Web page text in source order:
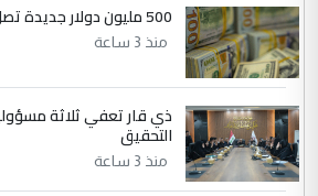
500 مليون دولار جديدة تصل العراق من الفيدرالي
منذ 3 ساعة
ذي قار تعفي ثلاثة
التحقيق
منذ 3 ساعة